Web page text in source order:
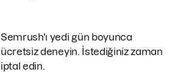
Semrush'ı yedi gün boyunca
ücretsiz deneyin. İstediğiniz zaman
iptal edin.